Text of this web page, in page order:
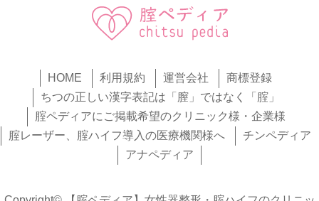
HOME 利用規約 運営会社
商標登録
ちつの正しい漢字表記は「膣」ではなく「腟」
腟ペディアにご掲載希望のクリニック様・企業様
腟レーザー、腟ハイフ導入の医療機関様へ
チンペディア
アナペディア